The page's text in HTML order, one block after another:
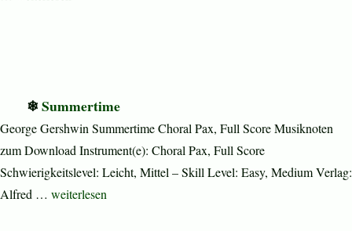
Summertime
George Gershwin Summertime Choral Pax, Full Score Musiknoten
zum Download Instrument(e): Choral Pax, Full Score
Schwierigkeitslevel: Leicht, Mittel – Skill Level: Easy, Medium Verlag:
Alfred … „Summertime“
weiterlesen